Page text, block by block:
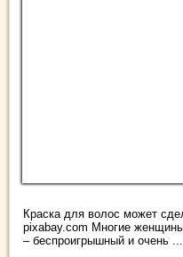
Краска для волос может
pixabay.com Многие
– беспроигрышный и очень ...